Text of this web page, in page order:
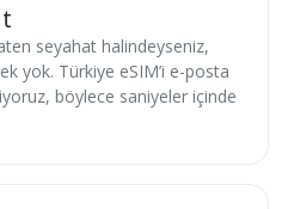
seyahat halindeyseniz,
yok. Türkiye eSIM’i e-posta
böylece saniyeler içinde